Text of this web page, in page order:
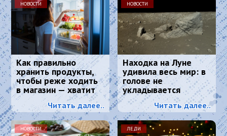
НОВОСТИ
Как правильно
хранить продукты,
чтобы реже ходить
в магазин — хватит
надолго
Читать далее..
НОВОСТИ
Находка на Луне
удивила весь мир: в
голове не
укладывается
Читать далее..
НОВОСТИ ЛЕДИ